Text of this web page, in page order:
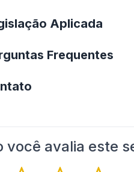
Aplicada
Frequentes
você avalia este